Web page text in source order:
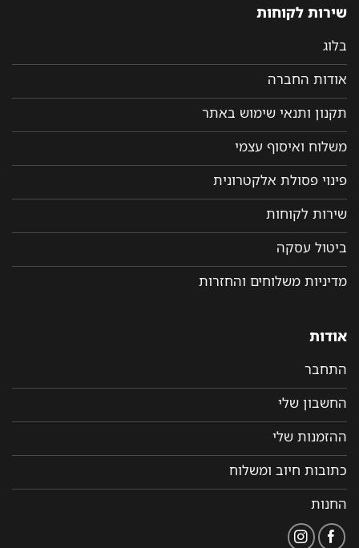
שירות לקוחות
בלוג
אודות החברה
תקנון ותנאי שימוש באתר
משלוח ואיסוף עצמי
פינוי פסולת אלקטרונית
שירות לקוחות
ביטול עסקה
מדיניות משלוחים והחזרות
אודות
התחבר
החשבון שלי
ההזמנות שלי
כתובות חיוב ומשלוח
החנות